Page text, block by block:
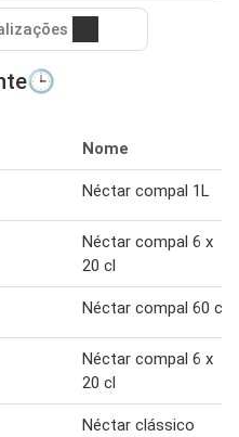
Nome
Néctar compal 1L
Néctar compal 6 x
20 cl
Néctar compal 60 cl
Néctar compal 6 x
20 cl
Néctar clássico